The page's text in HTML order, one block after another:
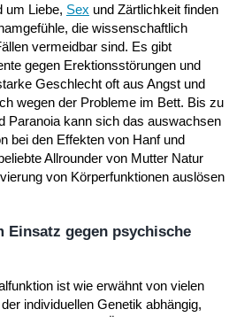
um Liebe, Sex und Zärtlichkeit finden
die wissenschaftlich
vermeidbar sind. Es gibt
gegen Erektionsstörungen und
Geschlecht oft aus Angst und
wegen der Probleme im Bett. Bis zu
Paranoia kann sich das auswachsen
bei den Effekten von Hanf und
Allrounder von Mutter Natur
von Körperfunktionen auslösen
Einsatz gegen psychische
ist wie erwähnt von vielen
individuellen Genetik abhängig,